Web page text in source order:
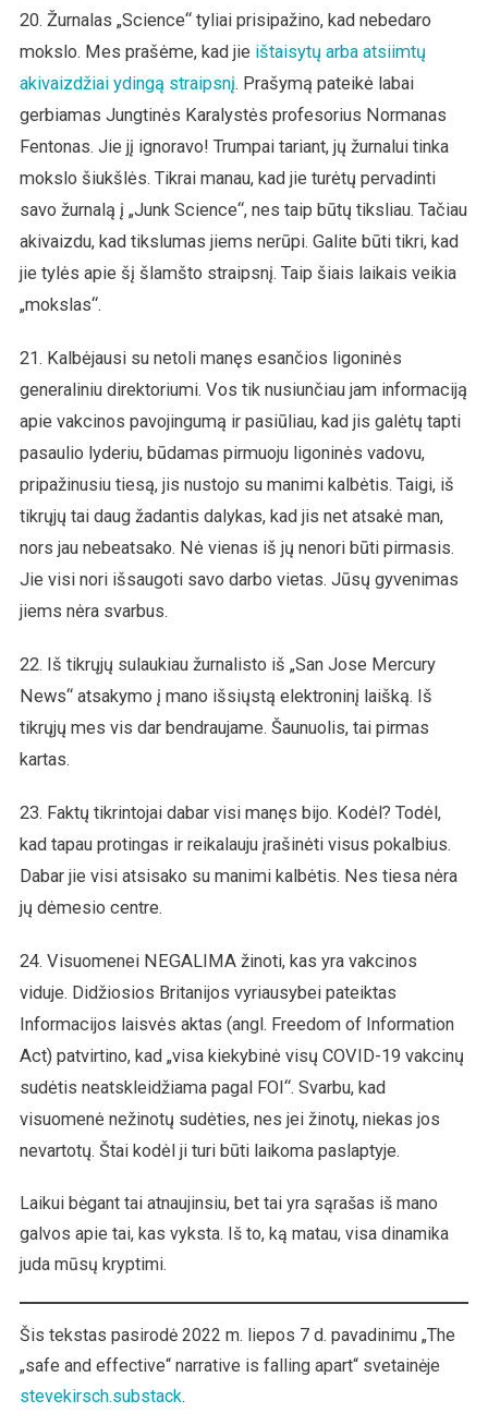
20. Žurnalas „Science“ tyliai prisipažino, kad nebedaro
mokslo. Mes prašėme, kad jie ištaisytų arba atsiimtų
akivaizdžiai ydingą straipsnį. Prašymą pateikė labai
gerbiamas Jungtinės Karalystės profesorius Normanas
Fentonas. Jie jį ignoravo! Trumpai tariant, jų žurnalui tinka
mokslo šiukšlės. Tikrai manau, kad jie turėtų pervadinti
savo žurnalą į „Junk Science“, nes taip būtų tiksliau. Tačiau
akivaizdu, kad tikslumas jiems nerūpi. Galite būti tikri, kad
jie tylės apie šį šlamšto straipsnį. Taip šiais laikais veikia
„mokslas“.
21. Kalbėjausi su netoli manęs esančios ligoninės
generaliniu direktoriumi. Vos tik nusiunčiau jam informaciją
apie vakcinos pavojingumą ir pasiūliau, kad jis galėtų tapti
pasaulio lyderiu, būdamas pirmuoju ligoninės vadovu,
pripažinusiu tiesą, jis nustojo su manimi kalbėtis. Taigi, iš
tikrųjų tai daug žadantis dalykas, kad jis net atsakė man,
nors jau nebeatsako. Nė vienas iš jų nenori būti pirmasis.
Jie visi nori išsaugoti savo darbo vietas. Jūsų gyvenimas
jiems nėra svarbus.
22. Iš tikrųjų sulaukiau žurnalisto iš „San Jose Mercury
News“ atsakymo į mano išsiųstą elektroninį laišką. Iš
tikrųjų mes vis dar bendraujame. Šaunuolis, tai pirmas
kartas.
23. Faktų tikrintojai dabar visi manęs bijo. Kodėl? Todėl,
kad tapau protingas ir reikalauju įrašinėti visus pokalbius.
Dabar jie visi atsisako su manimi kalbėtis. Nes tiesa nėra
jų dėmesio centre.
24. Visuomenei NEGALIMA žinoti, kas yra vakcinos
viduje. Didžiosios Britanijos vyriausybei pateiktas
Informacijos laisvės aktas (angl. Freedom of Information
Act) patvirtino, kad „visa kiekybinė visų COVID-19 vakcinų
sudėtis neatskleidžiama pagal FOI“. Svarbu, kad
visuomenė nežinotų sudėties, nes jei žinotų, niekas jos
nevartotų. Štai kodėl ji turi būti laikoma paslaptyje.
Laikui bėgant tai atnaujinsiu, bet tai yra sąrašas iš mano
galvos apie tai, kas vyksta. Iš to, ką matau, visa dinamika
juda mūsų kryptimi.
Šis tekstas pasirodė 2022 m. liepos 7 d. pavadinimu „The
„safe and effective“ narrative is falling apart“ svetainėje
stevekirsch.substack.